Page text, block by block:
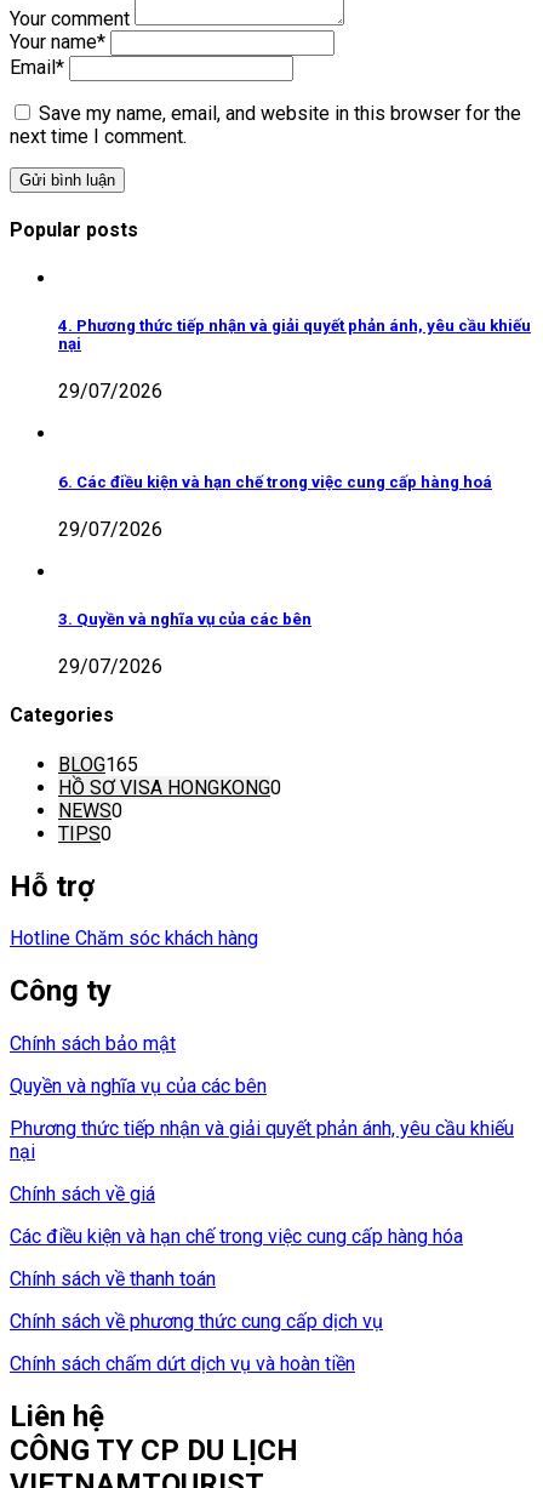
Your comment
Your name*
Email*
Save my name, email, and website in this browser for the
next time I comment.
Popular posts
4. Phương thức tiếp nhận và giải quyết phản ánh, yêu cầu khiếu
nại
29/07/2026
6. Các điều kiện và hạn chế trong việc cung cấp hàng hoá
29/07/2026
3. Quyền và nghĩa vụ của các bên
29/07/2026
Categories
BLOG165
HỒ SƠ VISA HONGKONG0
NEWS0
TIPS0
Hỗ trợ
Hotline Chăm sóc khách hàng
Công ty
Chính sách bảo mật
Quyền và nghĩa vụ của các bên
Phương thức tiếp nhận và giải quyết phản ánh, yêu cầu khiếu
nại
Chính sách về giá
Các điều kiện và hạn chế trong việc cung cấp hàng hóa
Chính sách về thanh toán
Chính sách về phương thức cung cấp dịch vụ
Chính sách chấm dứt dịch vụ và hoàn tiền
Liên hệ
CÔNG TY CP DU LỊCH